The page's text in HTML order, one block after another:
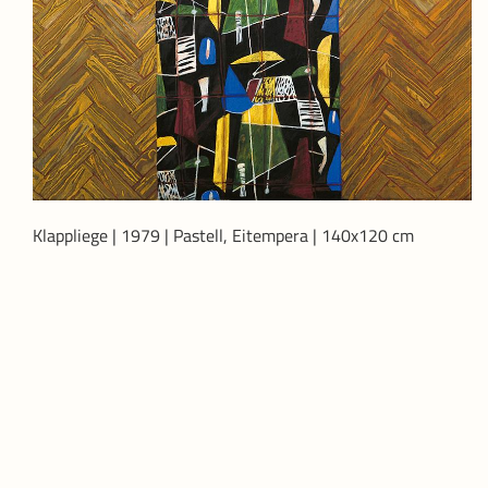
Klappliege | 1979 | Pastell, Eitempera | 140x120 cm